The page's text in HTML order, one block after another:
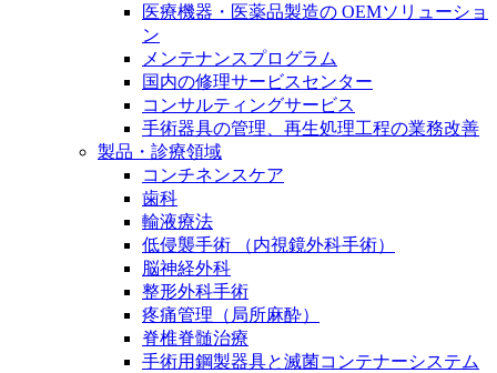
製品ポートフォリオ​
こちらの製品ポートフォリオからも、製品をお探しい
ただくことができます。
身体の中で最も大きい関節である膝関節。日常の生活
を支える、その機能や特徴とは？傷めてしまった場合
には、どのような治療の選択肢があるのでしょう。
採用情報
ビー・ブラウンエースクラッﾌﾟで新たな可能性を見つ
けませんか？現在募集中のポジションをご覧いただけ
ニューススペース
医療機器・医薬品製造の OEMソリューショ
ン
メンテナンスプログラム
国内の修理サービスセンター
コンサルティングサービス
手術器具の管理、再生処理工程の業務改善
製品・診療領域
コンチネンスケア
歯科
輸液療法
低侵襲手術 （内視鏡外科手術）
脳神経外科
整形外科手術
疼痛管理（局所麻酔）
脊椎脊髄治療
手術用鋼製器具と滅菌コンテナーシステム